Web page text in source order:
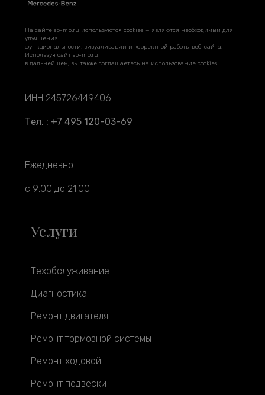
На сайте sp-mb.ru используются cookies — являются необходимым для
улучшения
функциональности, визуализации и корректной работы веб-сайта.
Используя сайт sp-mb.ru
в дальнейшем, вы также соглашаетесь на использование cookies.
ИНН 245726449406
Тел. : +7 495 120-03-69
Ежедневно
с 9:00 до 21:00
Услуги
Техобслуживание
Диагностика
Ремонт двигателя
Ремонт тормозной системы
Ремонт ходовой
Ремонт подвески